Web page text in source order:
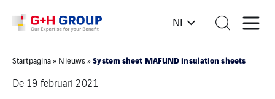
NL
Startpagina» Nieuws»System sheet MAFUND insulation sheets
De 19 februari 2021